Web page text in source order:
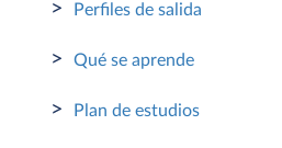
> Perfiles de salida
> Qué se aprende
> Plan de estudios